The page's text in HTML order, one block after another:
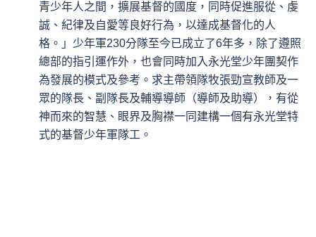
青少年人之間，擴展基督的國度，同時促進服從、虔
誠、紀律及自愛等良好行為，以達成基督化的人
格。」少年軍230分隊至今已成立了6年多，除了遵照
總部的指引運作外，也會同時加入永光堂少年團契作
為發展的模式及參考。求主帶領隊牧張勁宣教師及一
眾的隊長、副隊長及輔導導師（導師及助導），有從
神而來的智慧、眼界及胸襟一同建構一個有永光堂特
式的基督少年軍隊工。